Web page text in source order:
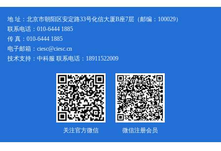
地 址：北京市朝阳区安定路33号化信大厦B座7层（邮编：100029）
联系电话：010-6444 1885
传 真：010-6444 1885
电子邮箱：ciesc@ciesc.cn
技术支持：中科服 联系电话：18911522009
关注官方微信 微信注册会员